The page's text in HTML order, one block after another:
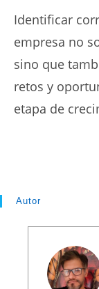
Identificar
empresa no
sino que
retos y
etapa de
Autor